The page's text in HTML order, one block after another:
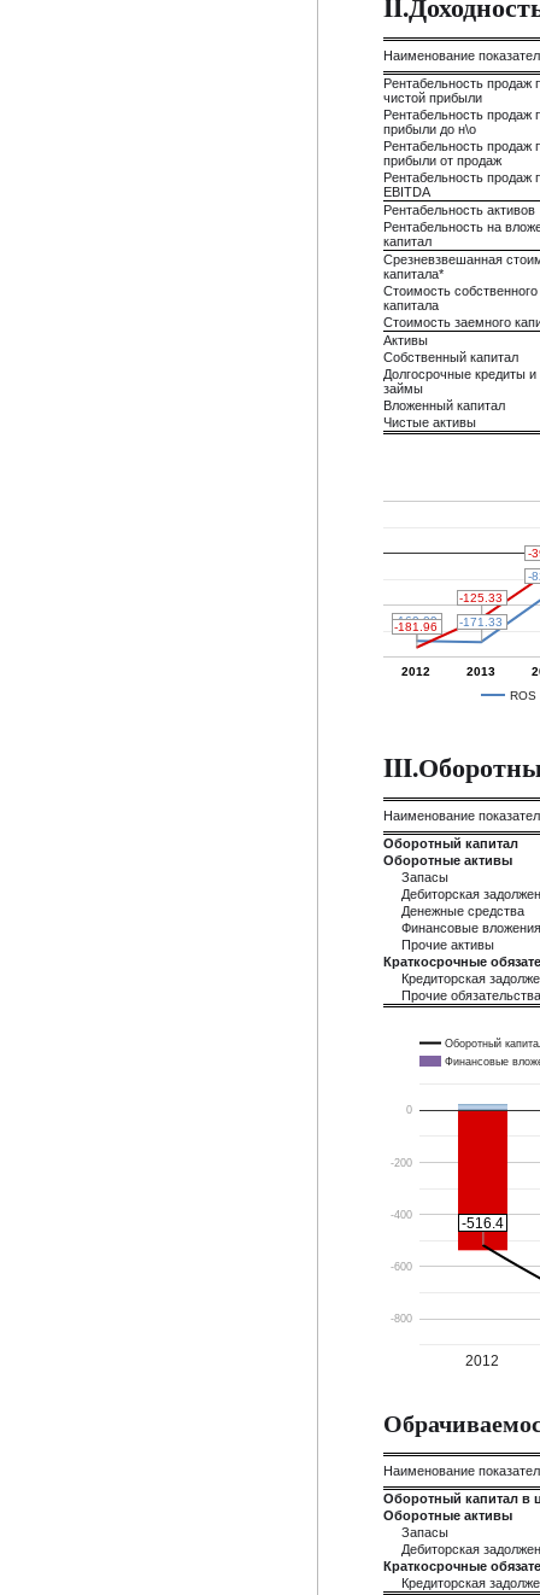
Наименование
Рентабельность продаж
чистой прибыли
Рентабельность продаж
прибыли до н\о
Рентабельность продаж
прибыли от продаж
Рентабельность продаж
EBITDA
Рентабельность активов
Рентабельность на
капитал
Срезневзвешанная
капитала*
Стоимость собственного
капитала
Стоимость заемного
Активы
Собственный капитал
Долгосрочные кредиты и
займы
Вложенный капитал
Чистые активы
ROS
2012 2013
-169.09
-169.09 -171.33
-171.33
--
-181.96
-181.96
-125.33
-125.33
--
Наименование
Оборотный капитал
Оборотные активы
Запасы
Дебиторская
Денежные средства
Финансовые вложения
Прочие активы
Краткосрочные
Кредиторская
Прочие обязательства
Оборотный
Финансовые
2012
-800
-600
-400
-200
0
-516.4
-516.4
Наименование
Оборотный капитал в
Оборотные активы
Запасы
Дебиторская
Краткосрочные
Кредиторская